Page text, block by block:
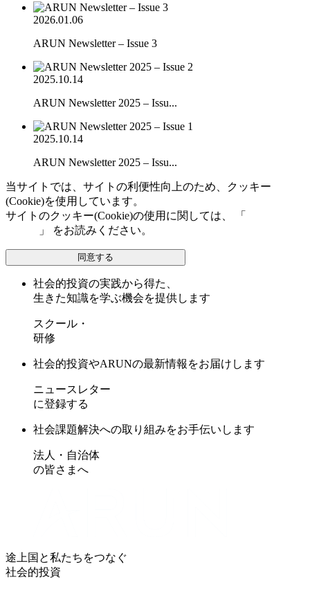
2026.01.06
ARUN Newsletter – Issue 3
2025.10.14
ARUN Newsletter 2025 – Issu...
2025.10.14
ARUN Newsletter 2025 – Issu...
当サイトでは、サイトの利便性向上のため、クッキー
(Cookie)を使用しています。
サイトのクッキー(Cookie)の使用に関しては、 「
」 をお読みください。
同意する
社会的投資の実践から得た、
生きた知識を学ぶ機会を提供します
スクール・
研修
社会的投資やARUNの最新情報をお届けします
ニュースレター
に登録する
社会課題解決への取り組みをお手伝いします
法人・自治体
の皆さまへ
途上国と私たちをつなぐ
社会的投資